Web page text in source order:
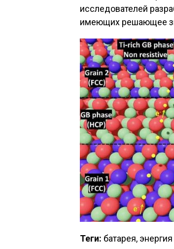
исследователей
имеющих решающее
Теги: батарея, энергия